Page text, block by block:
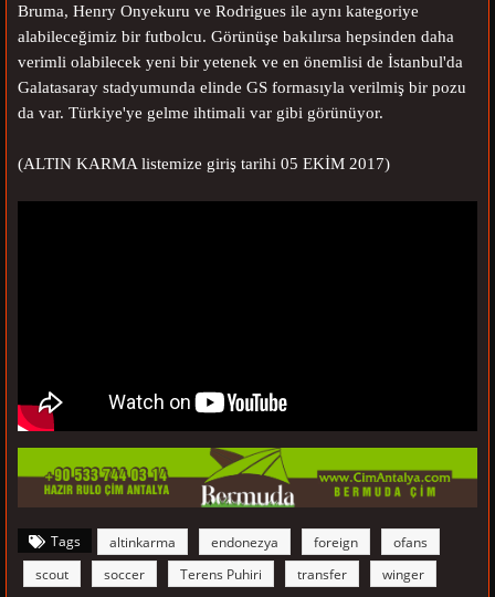
Bruma, Henry Onyekuru ve Rodrigues ile aynı kategoriye
alabileceğimiz bir futbolcu. Görünüşe bakılırsa hepsinden daha
verimli olabilecek yeni bir yetenek ve en önemlisi de İstanbul'da
Galatasaray stadyumunda elinde GS formasıyla verilmiş bir pozu
da var. Türkiye'ye gelme ihtimali var gibi görünüyor.
(ALTIN KARMA listemize giriş tarihi 05 EKİM 2017)
Tags altinkarma endonezya foreign
ofans
scout
soccer Terens Puhiri transfer winger